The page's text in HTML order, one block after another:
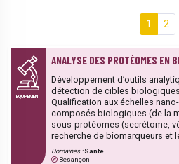
1 2
EQUIPEMENT
ANALYSE DES PROTÉOMES EN
Développement d’outils
détection de cibles
Qualification aux échelles
composés biologiques (de la
sous-protéomes (secrétome,
recherche de biomarqueurs et
Domaines :Santé
Besançon